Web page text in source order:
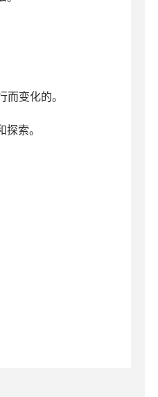
变化的。
索。